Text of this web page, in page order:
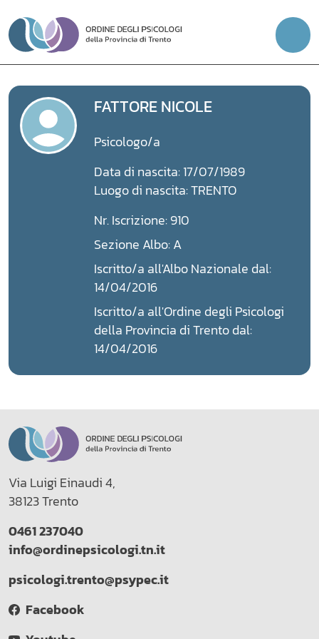
Vai
FATTORE NICOLE
Psicologo/a
Data di nascita: 17/07/1989
Luogo di nascita: TRENTO
Nr. Iscrizione: 910
Sezione Albo: A
Iscritto/a all'Albo Nazionale dal:
14/04/2016
Iscritto/a all'Ordine degli Psicologi
della Provincia di Trento dal:
14/04/2016
Via Luigi Einaudi 4,
38123 Trento
0461 237040
info@ordinepsicologi.tn.it
psicologi.trento@psypec.it
Facebook